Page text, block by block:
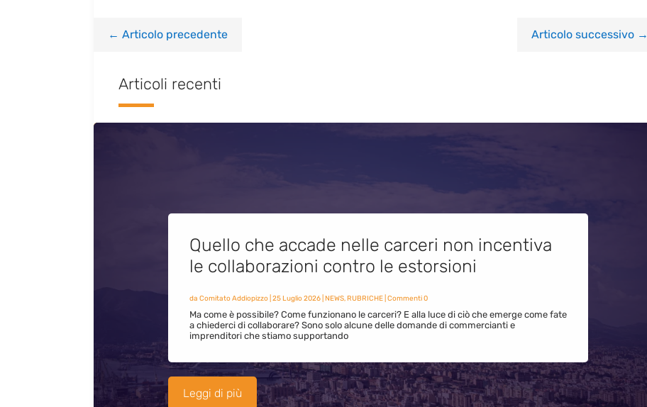
← Articolo precedente Articolo successivo→
Articoli recenti
Quello che accade nelle carceri non incentiva
le collaborazioni contro le estorsioni
da Comitato Addiopizzo| 25 Luglio 2026| NEWS,RUBRICHE| Commenti 0
Ma come è possibile? Come funzionano le carceri? E alla luce di ciò che emerge come fate
a chiederci di collaborare? Sono solo alcune delle domande di commercianti e
imprenditori che stiamo supportando
Leggi di più